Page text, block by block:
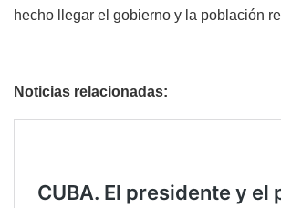
hecho llegar el gobierno y la población
Noticias relacionadas: